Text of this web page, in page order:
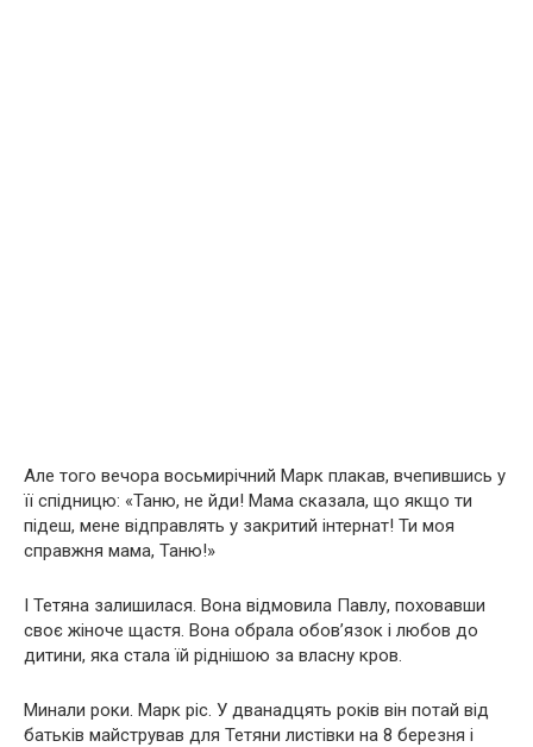
Але того вечора восьмирічний Марк плакав, вчепившись у
її спідницю: «Таню, не йди! Мама сказала, що якщо ти
підеш, мене відправлять у закритий інтернат! Ти моя
справжня мама, Таню!»
І Тетяна залишилася. Вона відмовила Павлу, поховавши
своє жіноче щастя. Вона обрала обов’язок і любов до
дитини, яка стала їй ріднішою за власну кров.
Минали роки. Марк ріс. У дванадцять років він потай від
батьків майстрував для Тетяни листівки на 8 березня і